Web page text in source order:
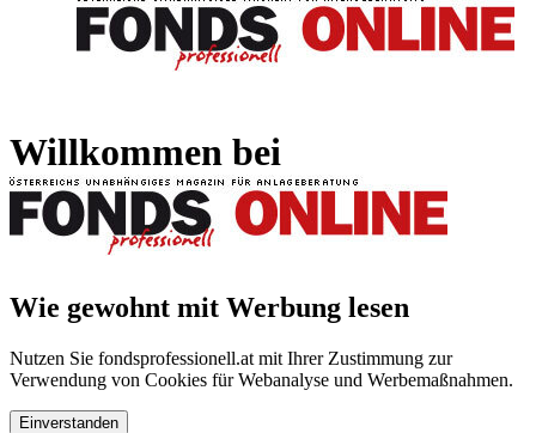
Willkommen bei
Wie gewohnt mit Werbung lesen
Nutzen Sie fondsprofessionell.at mit Ihrer Zustimmung zur
Verwendung von Cookies für Webanalyse und Werbemaßnahmen.
Einverstanden